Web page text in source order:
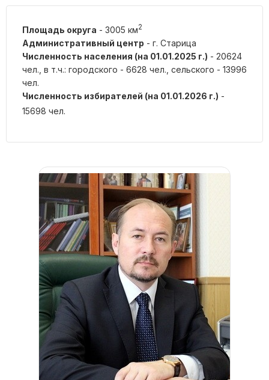
Площадь округа - 3005 км2
Административный центр - г. Старица
Численность населения (на 01.01.2025 г.) - 20624
чел., в т.ч.: городского - 6628 чел., сельского - 13996
чел.
Численность избирателей (на 01.01.2026 г.) -
15698 чел.
Должность
Глава Старицкого
муниципального округа